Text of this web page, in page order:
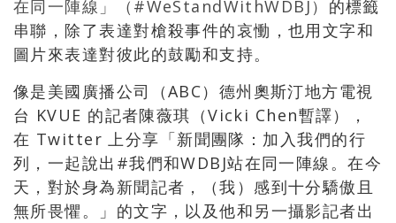
在同一陣線」（#WeStandWithWDBJ） 的標籤
串聯，除了表達對槍殺事件的哀慟，也用文字和
圖片來表達對彼此的鼓勵和支持。
像是美國廣播公司（ABC）德州奧斯汀地方電視
台 KVUE 的記者陳薇琪（Vicki Chen暫譯），
在 Twitter 上分享「新聞團隊：加入我們的行
列，一起說出#我們和WDBJ站在同一陣線。在今
天，對於身為新聞記者，（我）感到十分驕傲且
無所畏懼。」的文字，以及他和另一攝影記者出